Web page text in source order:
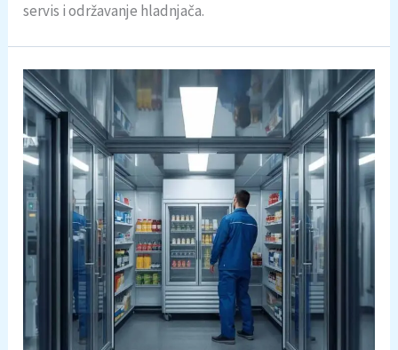
servis i održavanje hladnjača.